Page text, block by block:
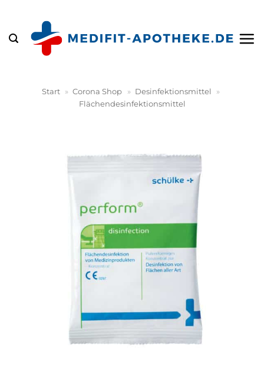
springen
Start » Corona Shop » Desinfektionsmittel
»
Flächendesinfektionsmittel